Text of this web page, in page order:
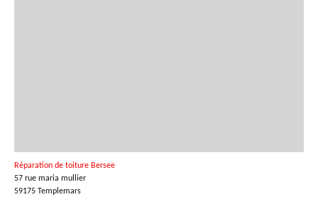
Réparation de toiture Bersee
57 rue maria mullier
59175 Templemars